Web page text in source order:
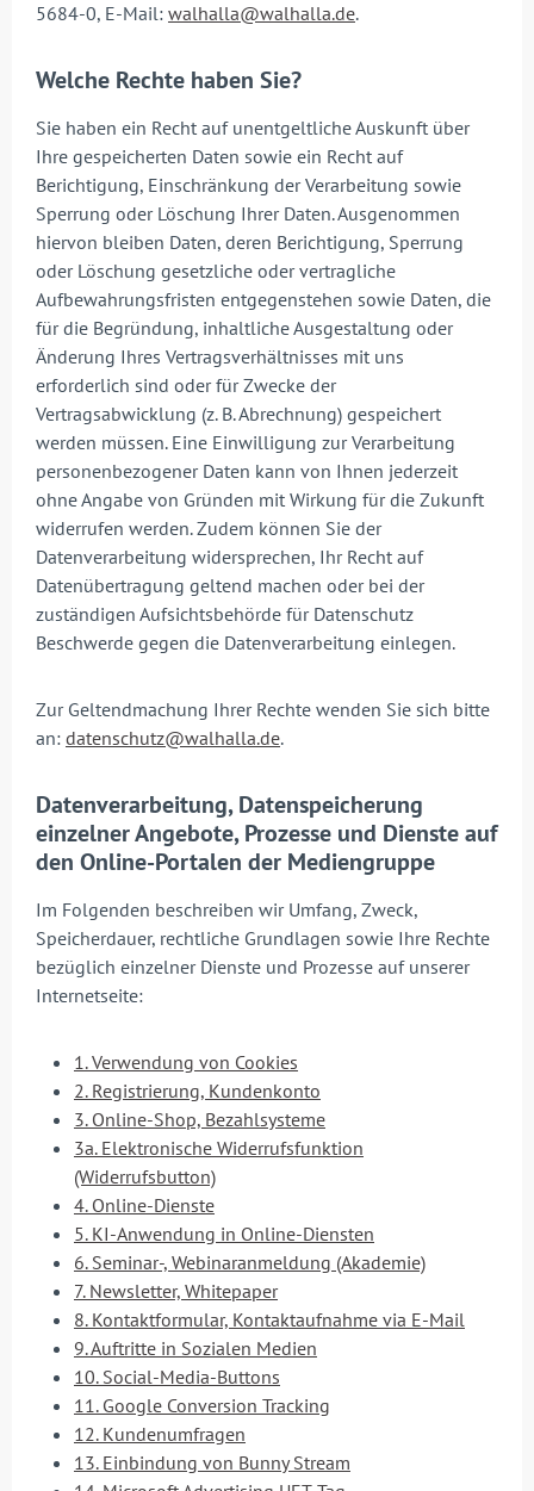
5684-0, E-Mail: walhalla@walhalla.de.
Welche Rechte haben Sie?
Sie haben ein Recht auf unentgeltliche Auskunft über
Ihre gespeicherten Daten sowie ein Recht auf
Berichtigung, Einschränkung der Verarbeitung sowie
Sperrung oder Löschung Ihrer Daten. Ausgenommen
hiervon bleiben Daten, deren Berichtigung, Sperrung
oder Löschung gesetzliche oder vertragliche
Aufbewahrungsfristen entgegenstehen sowie Daten, die
für die Begründung, inhaltliche Ausgestaltung oder
Änderung Ihres Vertragsverhältnisses mit uns
erforderlich sind oder für Zwecke der
Vertragsabwicklung (z. B. Abrechnung) gespeichert
werden müssen. Eine Einwilligung zur Verarbeitung
personenbezogener Daten kann von Ihnen jederzeit
ohne Angabe von Gründen mit Wirkung für die Zukunft
widerrufen werden. Zudem können Sie der
Datenverarbeitung widersprechen, Ihr Recht auf
Datenübertragung geltend machen oder bei der
zuständigen Aufsichtsbehörde für Datenschutz
Beschwerde gegen die Datenverarbeitung einlegen.
Zur Geltendmachung Ihrer Rechte wenden Sie sich bitte
an: datenschutz@walhalla.de.
Datenverarbeitung, Datenspeicherung
einzelner Angebote, Prozesse und Dienste auf
den Online-Portalen der Mediengruppe
Im Folgenden beschreiben wir Umfang, Zweck,
Speicherdauer, rechtliche Grundlagen sowie Ihre Rechte
bezüglich einzelner Dienste und Prozesse auf unserer
Internetseite:
1. Verwendung von Cookies
2. Registrierung, Kundenkonto
3. Online-Shop, Bezahlsysteme
3a. Elektronische Widerrufsfunktion
(Widerrufsbutton)
4. Online-Dienste
5. KI-Anwendung in Online-Diensten
6. Seminar-, Webinaranmeldung (Akademie)
7. Newsletter, Whitepaper
8. Kontaktformular, Kontaktaufnahme via E-Mail
9. Auftritte in Sozialen Medien
10. Social-Media-Buttons
11. Google Conversion Tracking
12. Kundenumfragen
13. Einbindung von Bunny Stream